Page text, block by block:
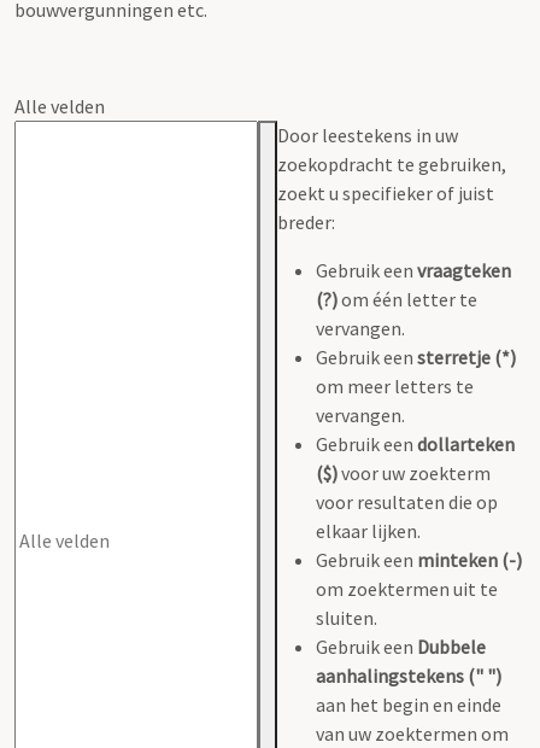
bouwvergunningen etc.
Alle velden
Door leestekens in uw
zoekopdracht te gebruiken,
zoekt u specifieker of juist
breder:
Gebruik een vraagteken
(?)om één letter te
vervangen.
Gebruik een sterretje (*)
om meer letters te
vervangen.
Gebruik een dollarteken
($)voor uw zoekterm
voor resultaten die op
elkaar lijken.
Gebruik een minteken (-)
om zoektermen uit te
sluiten.
Gebruik een Dubbele
aanhalingstekens (" ")
aan het begin en einde
van uw zoektermen om